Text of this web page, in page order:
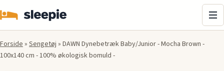
Forside» Sengetøj » DAWN Dynebetræk Baby/Junior - Mocha Brown -
100x140 cm - 100% økologisk bomuld -